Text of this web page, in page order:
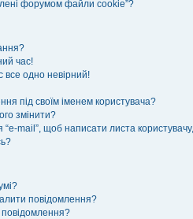
форумом файли cookie”?
час!
все одно невірний!
під своїм іменем користувача?
змінити?
mail”, щоб написати листа користувачу,
повідомлення?